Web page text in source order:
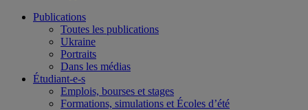
Publications
Toutes les publications
Ukraine
Portraits
Dans les médias
Étudiant-e-s
Emplois, bourses et stages
Formations, simulations et Écoles d’été